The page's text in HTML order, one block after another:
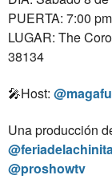
PUERTA: 7:00 pm⁣
LUGAR: The
38134
🎤Host:
Una producción
@proshowtv⁣